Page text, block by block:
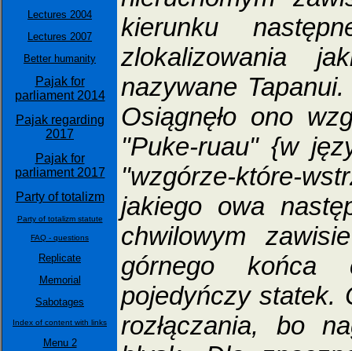
Lectures 2004
Lectures 2007
Better humanity
Pajak for
parliament 2014
Pajak regarding
2017
Pajak for
parliament 2017
Party of totalizm
Party of totalizm statute
FAQ - questions
Replicate
Memorial
Sabotages
Index of content with links
Menu 2
kierunku
zlokalizowania
nazywane
Osiągnęło ono
"Puke-ruau" {w
"wzgórze-które-
jakiego owa
chwilowym
górnego końca
pojedyńczy statek.
rozłączania, bo